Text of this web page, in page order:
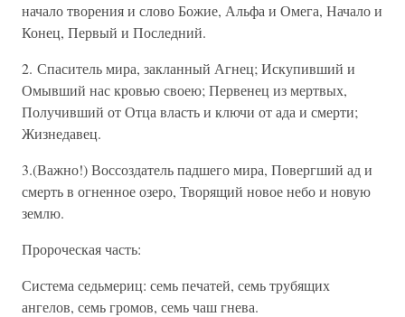
начало творения и слово Божие, Альфа и Омега, Начало и
Конец, Первый и Последний.
2. Спаситель мира, закланный Агнец; Искупивший и
Омывший нас кровью своею; Первенец из мертвых,
Получивший от Отца власть и ключи от ада и смерти;
Жизнедавец.
3.(Важно!) Воссоздатель падшего мира, Повергший ад и
смерть в огненное озеро, Творящий новое небо и новую
землю.
Пророческая часть:
Система седьмериц: семь печатей, семь трубящих
ангелов, семь громов, семь чаш гнева.